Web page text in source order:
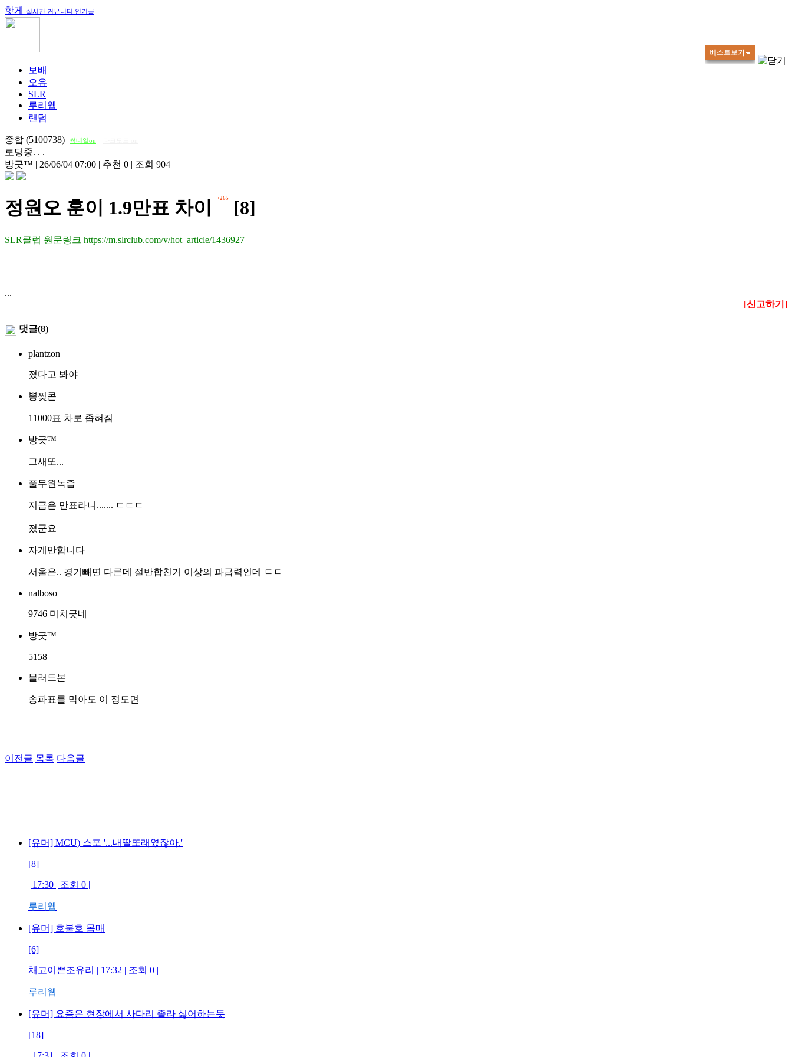
핫게 실시간 커뮤니티 인기글
보배
오유
SLR
루리웹
랜덤
종합 (5100738) 썸네일on
로딩중. . .
방긋™ | 26/06/04 07:00 | 추천 0 | 조회 904
정원오 훈이 1.9만표 차이 +265 [8]
SLR클럽 원문링크 https://m.slrclub.com/v/hot_article/1436927
...
[신고하기]
댓글(8)
plantzon
졌다고 봐야
뽕찢콘
11000표 차로 좁혀짐
방긋™
그새또...
풀무원녹즙
지금은 만표라니....... ㄷㄷㄷ
졌군요
자게만합니다
서울은.. 경기빼면 다른데 절반합친거 이상의 파급력인데 ㄷㄷ
nalboso
9746 미치긋네
방긋™
5158
블러드본
송파표를 막아도 이 정도면
이전글 목록 다음글
[유머] MCU) 스포 '...내딸또래였잖아.'
[8]
| 17:30 | 조회 0 |
루리웹
[유머] 호불호 몸매
[6]
채고이쁜조유리 | 17:32 | 조회 0 |
루리웹
[유머] 요즘은 현장에서 사다리 졸라 싫어하는듯
[18]